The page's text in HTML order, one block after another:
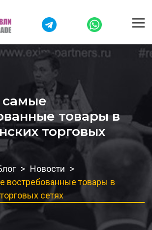
самые
товары в
торговых
Новости
востребованные товары в
сетях